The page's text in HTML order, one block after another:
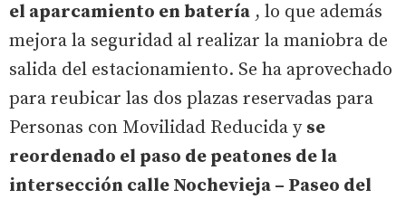
el aparcamiento en batería , lo que además
mejora la seguridad al realizar la maniobra de
salida del estacionamiento. Se ha aprovechado
para reubicar las dos plazas reservadas para
Personas con Movilidad Reducida y se
reordenado el paso de peatones de la
intersección calle Nochevieja – Paseo del